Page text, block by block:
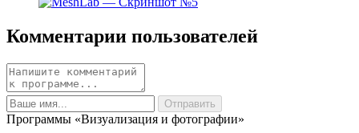
Комментарии пользователей
Программы «Визуализация и фотографии»